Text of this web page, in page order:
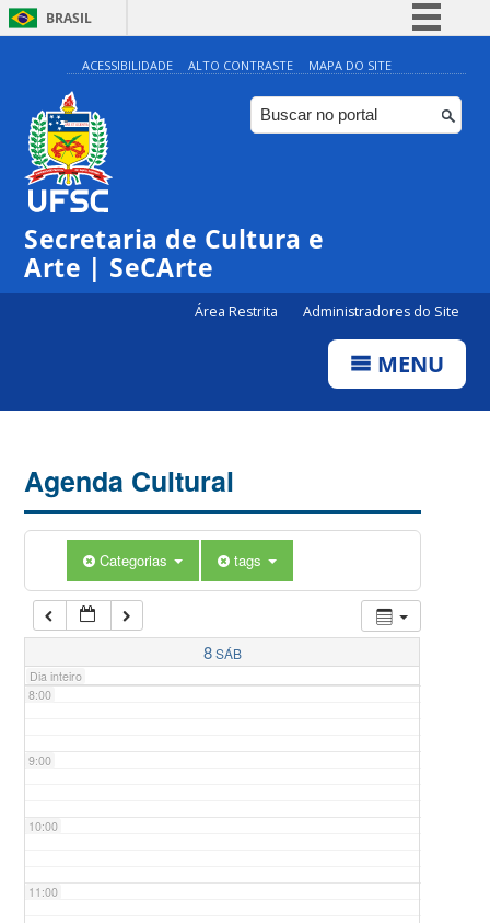
BRASIL
Simplifique!
Comunica BR
Participe
ACESSIBILIDADE ALTO CONTRASTE MAPA DO SITE
Secretaria de Cultura e
Arte | SeCArte
Área Restrita Administradores do Site
MENU
Agenda Cultural
Categorias tags
8SÁB
Dia inteiro
0:00
1:00
5:00
7:00
8:00
9:00
10:00
11:00